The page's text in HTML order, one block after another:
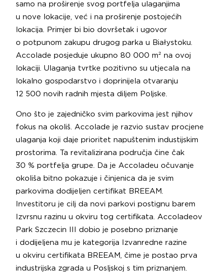
samo na proširenje svog portfelja ulaganjima
u nove lokacije, već i na proširenje postojećih
lokacija. Primjer bi bio dovršetak i ugovor
o potpunom zakupu drugog parka u Białystoku.
Accolade posjeduje ukupno 80 000 m² na ovoj
lokaciji. Ulaganja tvrtke pozitivno su utjecala na
lokalno gospodarstvo i doprinijela otvaranju
12 500 novih radnih mjesta diljem Poljske.
Ono što je zajedničko svim parkovima jest njihov
fokus na okoliš. Accolade je razvio sustav procjene
ulaganja koji daje prioritet napuštenim industijskim
prostorima. Ta revitalizirana područja čine čak
30 % portfelja grupe. Da je Accoladeu očuvanje
okoliša bitno pokazuje i činjenica da je svim
parkovima dodijeljen certifikat BREEAM.
Investitoru je cilj da novi parkovi postignu barem
Izvrsnu razinu u okviru tog certifikata. Accoladeov
Park Szczecin III dobio je posebno priznanje
i dodijeljena mu je kategorija Izvanredne razine
u okviru certifikata BREEAM, čime je postao prva
industrijska zgrada u Posljskoj s tim priznanjem.